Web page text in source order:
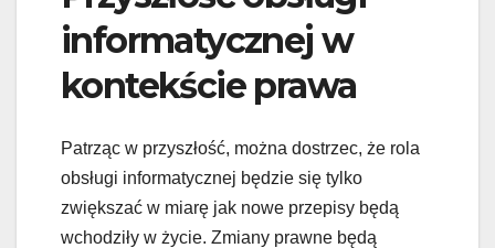
informatycznej w
kontekście prawa
Patrząc w przyszłość, można dostrzec, że rola
obsługi informatycznej będzie się tylko
zwiększać w miarę jak nowe przepisy będą
wchodziły w życie. Zmiany prawne będą